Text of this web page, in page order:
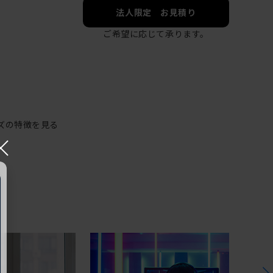
法人限定 お見積り
ご希望に応じて承ります。
の特徴を見る